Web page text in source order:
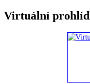
Virtuální